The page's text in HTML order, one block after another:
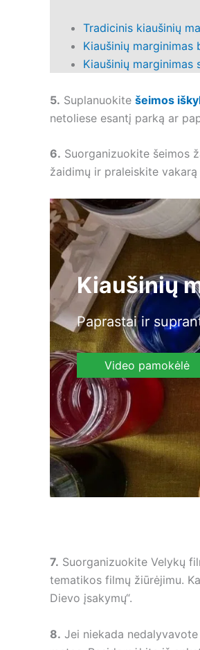
Tradicinis kiaušinių
Kiaušinių marginimas
Kiaušinių marginimas
5. Suplanuokite šeimos
netoliese esantį parką ar
6. Suorganizuokite šeimos
žaidimų ir praleiskite
Kiaušinių
Paprastai ir
Video pamokėlė
7. Suorganizuokite Velykų
tematikos filmų žiūrėjimu.
Dievo įsakymų“.
8. Jei niekada